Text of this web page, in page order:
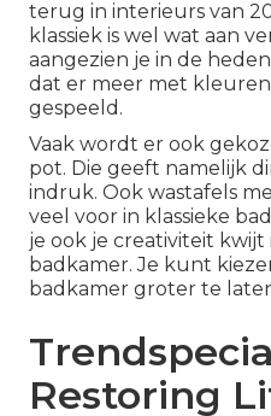
terug in interieurs van
klassiek is wel wat aan
aangezien je in de
dat er meer met
gespeeld.
Vaak wordt er ook
pot. Die geeft namelijk
indruk. Ook wastafels
veel voor in klassieke
je ook je creativiteit kwijt
badkamer. Je kunt
badkamer groter te
Restoring